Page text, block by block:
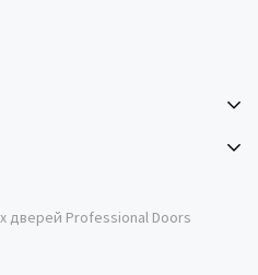
дверей Professional Doors